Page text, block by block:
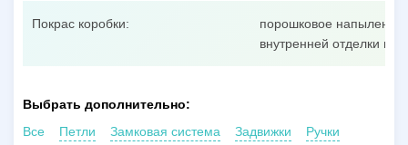
Покрас коробки:
порошковое напыление
внутренней отделки
Выбрать дополнительно:
Все
Петли Замковая система Задвижки
Ручки